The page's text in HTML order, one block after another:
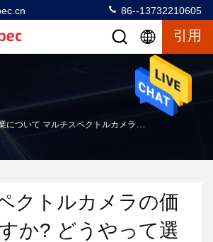
86--13732210605
引用
ついて マルチスペクトルカメラの価格:高価ですか? どうやって選ぶか?
クトルカメラの価
か? どうやって選